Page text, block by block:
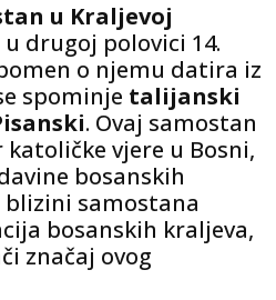
u Kraljevoj
drugoj polovici 14.
o njemu datira iz
spominje talijanski
. Ovaj samostan
vjere u Bosni,
bosanskih
blizini samostana
bosanskih kraljeva,
značaj ovog